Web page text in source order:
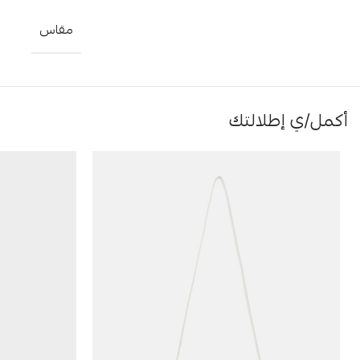
مقاس
أكمل/ي إطلالتك